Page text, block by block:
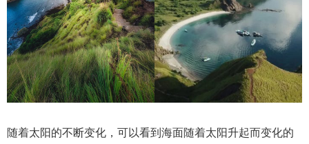
随着太阳的不断变化，可以看到海面随着太阳升起而变化的